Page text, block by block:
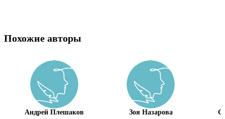
Похожие авторы
Андрей Плешаков Зоя Назарова